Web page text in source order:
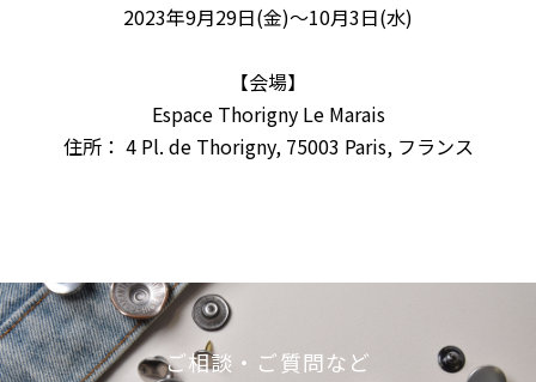
2023年9月29日(金)〜10月3日(水)
【会場】
Espace Thorigny Le Marais
住所： 4 Pl. de Thorigny, 75003 Paris, フランス
ご相談・ご質問など